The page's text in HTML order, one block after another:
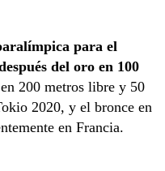
para el
del oro en 100
200 metros libre y 50
2020, y el bronce en
en Francia.